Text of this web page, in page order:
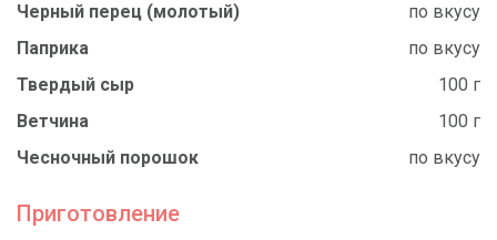
Черный перец (молотый)
по вкусу
Паприка
по вкусу
Твердый сыр
100 г
Ветчина
100 г
Чесночный порошок
по вкусу
Приготовление